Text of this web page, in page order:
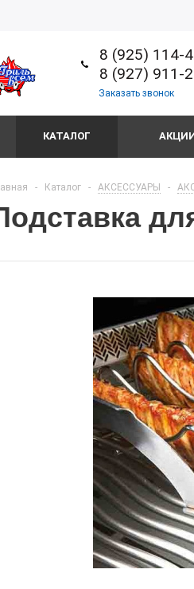
8 (925) 114-
8 (927) 911-
Заказать звонок
КАТАЛОГ
- Каталог - АКСЕССУАРЫ -